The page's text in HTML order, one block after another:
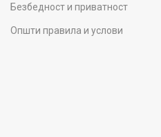
Безбедност и приватност
Општи правила и услови